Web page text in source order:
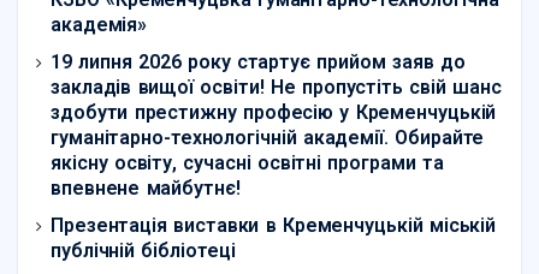
академія»
19 липня 2026 року стартує прийом заяв до
закладів вищої освіти! Не пропустіть свій шанс
здобути престижну професію у Кременчуцькій
гуманітарно-технологічній академії. Обирайте
якісну освіту, сучасні освітні програми та
впевнене майбутнє!
Презентація виставки в Кременчуцькій міській
публічній бібліотеці